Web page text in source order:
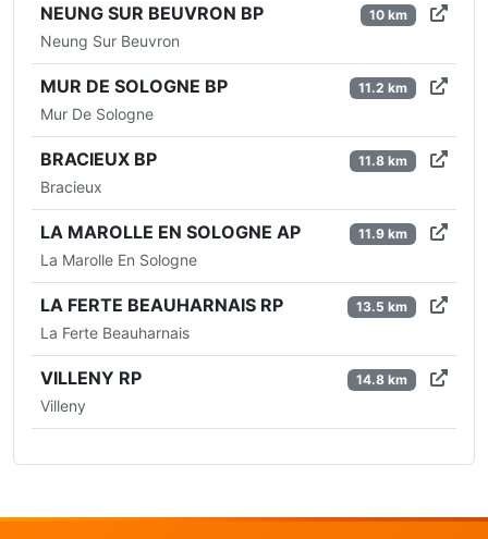
NEUNG SUR BEUVRON BP
Neung Sur Beuvron
10 km
MUR DE SOLOGNE BP
Mur De Sologne
11.2 km
BRACIEUX BP
Bracieux
11.8 km
LA MAROLLE EN SOLOGNE AP
La Marolle En Sologne
11.9 km
LA FERTE BEAUHARNAIS RP
La Ferte Beauharnais
13.5 km
VILLENY RP
Villeny
14.8 km